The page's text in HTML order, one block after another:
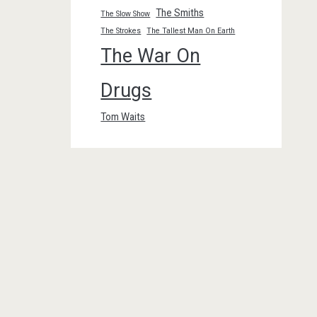
The Slow Show The Smiths
The Strokes The Tallest Man On Earth
The War On
Drugs
Tom Waits